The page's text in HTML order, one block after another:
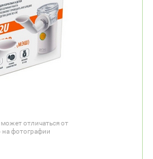
отличаться от
фотографии